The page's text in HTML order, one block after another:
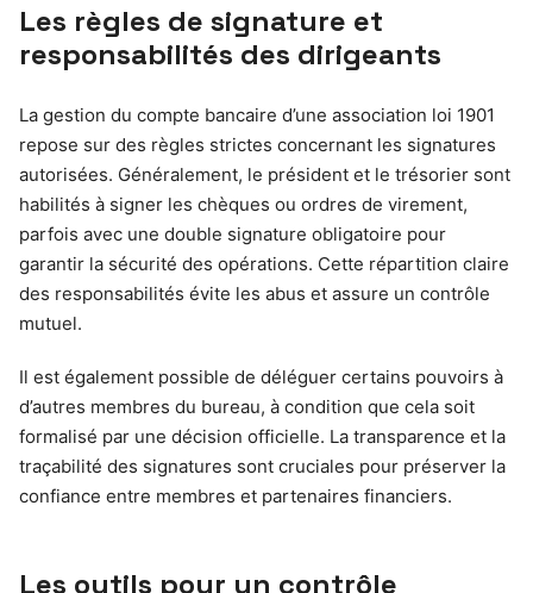
Les règles de signature et
responsabilités des dirigeants
La gestion du compte bancaire d’une association loi 1901
repose sur des règles strictes concernant les signatures
autorisées. Généralement, le président et le trésorier sont
habilités à signer les chèques ou ordres de virement,
parfois avec une double signature obligatoire pour
garantir la sécurité des opérations. Cette répartition claire
des responsabilités évite les abus et assure un contrôle
mutuel.
Il est également possible de déléguer certains pouvoirs à
d’autres membres du bureau, à condition que cela soit
formalisé par une décision officielle. La transparence et la
traçabilité des signatures sont cruciales pour préserver la
confiance entre membres et partenaires financiers.
Les outils pour un contrôle